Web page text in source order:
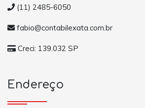
(11) 2485-6050
fabio@contabilexata.com.br
Creci: 139.032 SP
Endereço